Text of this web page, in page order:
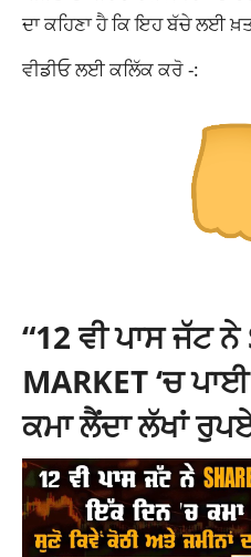
ਦਾ ਕਹਿਣਾ ਹੈ ਕਿ ਇਹ ਬੱਚੇ ਲਈ
ਵੀਡੀਓ ਲਈ ਕਲਿੱਕ ਕਰੋ -:
“12 ਵੀ ਪਾਸ ਜੱਟ ਨੇ
MARKET ‘ਚ
ਕਮਾ ਲੈਂਦਾ ਲੱਖਾਂ